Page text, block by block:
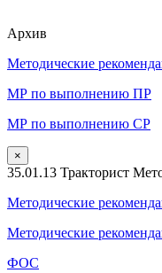
Архив
Методические
МР по выполнению ПР
МР по выполнению СР
×
35.01.13 Тракторист
Методические
Методические
ФОС